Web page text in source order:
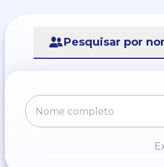
Pesquisar por